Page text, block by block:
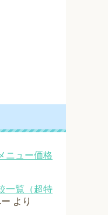
ニュー価格
一覧（超特
より